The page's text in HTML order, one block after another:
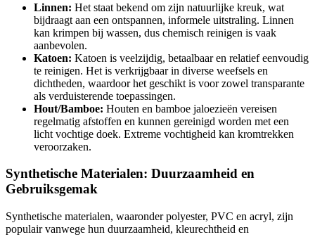
Linnen: Het staat bekend om zijn natuurlijke kreuk, wat
bijdraagt aan een ontspannen, informele uitstraling. Linnen
kan krimpen bij wassen, dus chemisch reinigen is vaak
aanbevolen.
Katoen: Katoen is veelzijdig, betaalbaar en relatief eenvoudig
te reinigen. Het is verkrijgbaar in diverse weefsels en
dichtheden, waardoor het geschikt is voor zowel transparante
als verduisterende toepassingen.
Hout/Bamboe: Houten en bamboe jaloezieën vereisen
regelmatig afstoffen en kunnen gereinigd worden met een
licht vochtige doek. Extreme vochtigheid kan kromtrekken
veroorzaken.
Synthetische Materialen: Duurzaamheid en
Gebruiksgemak
Synthetische materialen, waaronder polyester, PVC en acryl, zijn
populair vanwege hun duurzaamheid, kleurechtheid en